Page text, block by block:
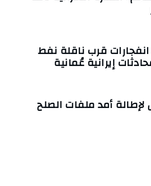
قرب ناقلة نفط
إيرانية عُمانية
لإطالة أمد ملفات الصلح